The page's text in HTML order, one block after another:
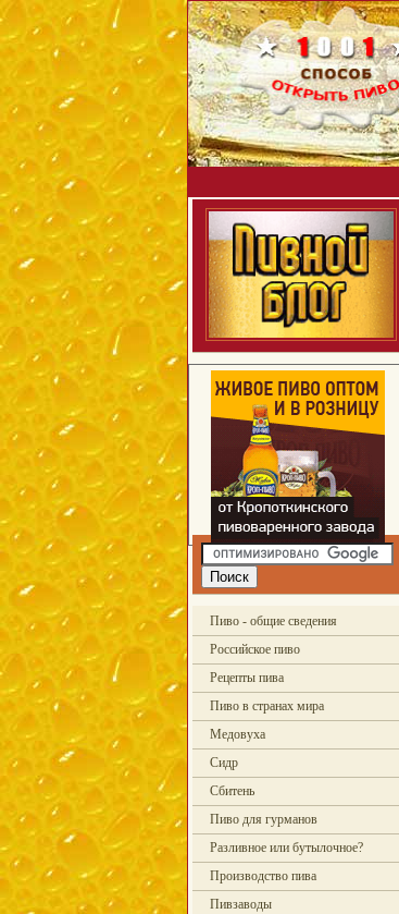
Пиво - общие сведения
Российское пиво
Рецепты пива
Пиво в странах мира
Медовуха
Сидр
Сбитень
Пиво для гурманов
Разливное или бутылочное?
Производство пива
Пивзаводы